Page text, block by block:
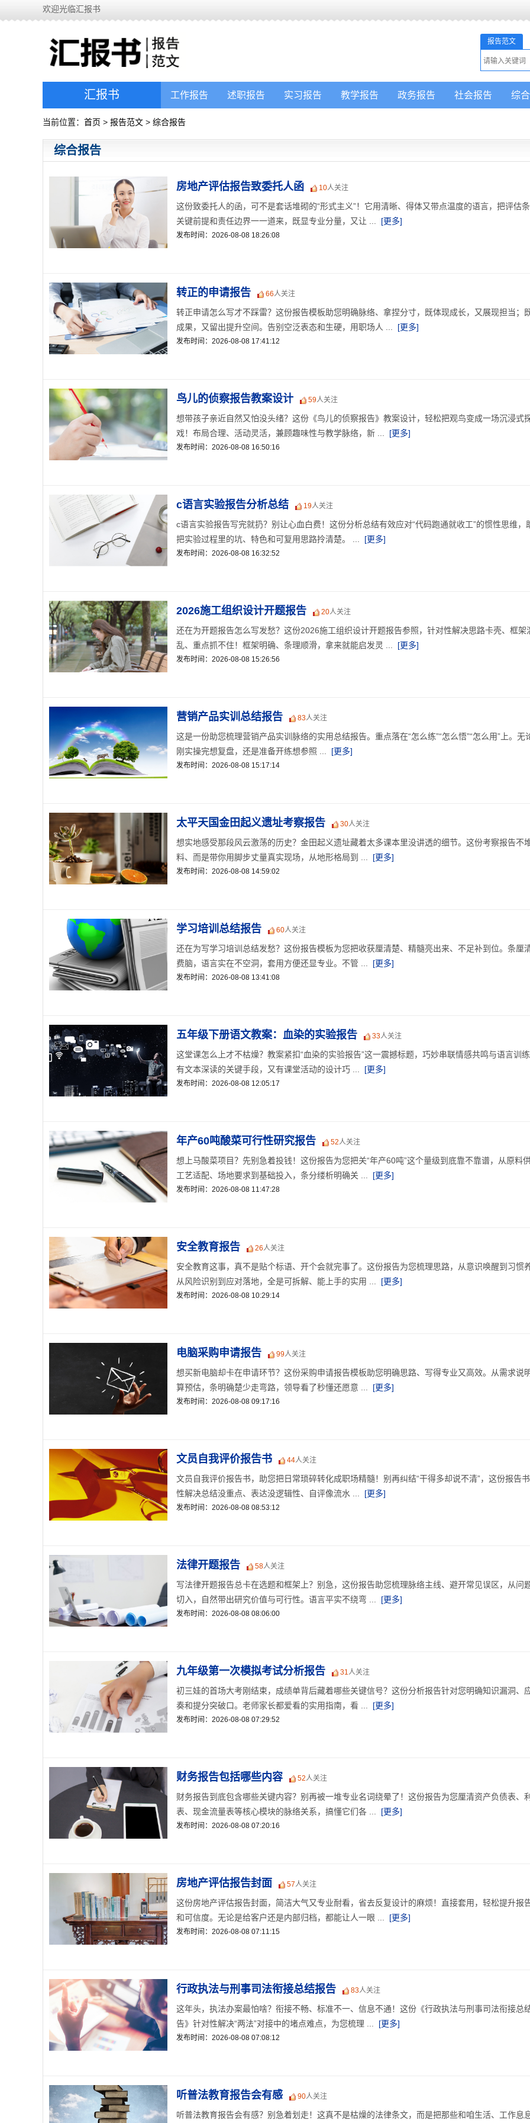
欢迎光临汇报书
报告范文
汇报书 工作报告 述职报告 实习报告 教学报告 政务报告 社会报告 综
当前位置： 首页 > 报告范文 > 综合报告
综合报告
房地产评估报告致委托人函 10人关注
这份致委托人的函，可不是套话堆砌的“形式主义”！它用清晰、得体又带点温度的语言，把评估条
关键前提和责任边界一一道来，既显专业分量，又让 ...
[更多]
发布时间：2026-08-08 18:26:08
转正的申请报告 66人关注
转正申请怎么写才不踩雷？这份报告模板助您明确脉络、拿捏分寸，既体现成长，又展现担当；
成果，又留出提升空间。告别空泛表态和生硬，用职场人 ...
[更多]
发布时间：2026-08-08 17:41:12
鸟儿的侦察报告教案设计 59人关注
想带孩子亲近自然又怕没头绪？这份《鸟儿的侦察报告》教案设计，轻松把观鸟变成一场沉浸式
戏！布局合理、活动灵活，兼顾趣味性与教学脉络，新 ...
[更多]
发布时间：2026-08-08 16:50:16
c语言实验报告分析总结 19人关注
c语言实验报告写完就扔？别让心血白费！这份分析总结有效应对“代码跑通就收工”的惯性思维，
把实验过程里的坑、特色和可复用思路拎清楚。 ...
[更多]
发布时间：2026-08-08 16:32:52
2026施工组织设计开题报告 20人关注
还在为开题报告怎么写发愁？这份2026施工组织设计开题报告参照，针对性解决思路卡壳、框架
乱、重点抓不住！框架明确、条理顺滑，拿来就能启发灵 ...
[更多]
发布时间：2026-08-08 15:26:56
营销产品实训总结报告 83人关注
这是一份助您梳理营销产品实训脉络的实用总结报告。重点落在“怎么练”“怎么悟”“怎么用”上。无
刚实操完想复盘，还是准备开练想参照 ...
[更多]
发布时间：2026-08-08 15:17:14
太平天国金田起义遗址考察报告 30人关注
想实地感受那段风云激荡的历史？金田起义遗址藏着太多课本里没讲透的细节。这份考察报告不
料、而是带你用脚步丈量真实现场，从地形格局到 ...
[更多]
发布时间：2026-08-08 14:59:02
学习培训总结报告 60人关注
还在为写学习培训总结发愁？这份报告模板为您把收获厘清楚、精髓亮出来、不足补到位。条厘
费脑，语言实在不空洞，套用方便还显专业。不管 ...
[更多]
发布时间：2026-08-08 13:41:08
五年级下册语文教案：血染的实验报告 33人关注
这堂课怎么上才不枯燥？教案紧扣“血染的实验报告”这一震撼标题，巧妙串联情感共鸣与语言训
有文本深读的关键手段，又有课堂活动的设计巧 ...
[更多]
发布时间：2026-08-08 12:05:17
年产60吨酸菜可行性研究报告 52人关注
想上马酸菜项目？先别急着投钱！这份报告为您把关“年产60吨”这个量级到底靠不靠谱，从原料供
工艺适配、场地要求到基础投入，条分缕析明确关 ...
[更多]
发布时间：2026-08-08 11:47:28
安全教育报告 26人关注
安全教育这事，真不是贴个标语、开个会就完事了。这份报告为您梳理思路，从意识唤醒到习惯养
从风险识别到应对落地，全是可拆解、能上手的实用 ...
[更多]
发布时间：2026-08-08 10:29:14
电脑采购申请报告 99人关注
想买新电脑却卡在申请环节？这份采购申请报告模板助您明确思路、写得专业又高效。从需求说
算预估，条明确楚少走弯路，领导看了秒懂还愿意 ...
[更多]
发布时间：2026-08-08 09:17:16
文员自我评价报告书 44人关注
文员自我评价报告书，助您把日常琐碎转化成职场精髓！别再纠结“干得多却说不清”，这份报告
性解决总结没重点、表达没逻辑性、自评像流水 ...
[更多]
发布时间：2026-08-08 08:53:12
法律开题报告 58人关注
写法律开题报告总卡在选题和框架上？别急，这份报告助您梳理脉络主线、避开常见误区，从问
切入，自然带出研究价值与可行性。语言平实不绕弯 ...
[更多]
发布时间：2026-08-08 08:06:00
九年级第一次模拟考试分析报告 31人关注
初三娃的首场大考刚结束，成绩单背后藏着哪些关键信号？这份分析报告针对您明确知识漏洞、
奏和提分突破口。老师家长都爱看的实用指南，看 ...
[更多]
发布时间：2026-08-08 07:29:52
财务报告包括哪些内容 52人关注
财务报告到底包含哪些关键内容？别再被一堆专业名词绕晕了！这份报告为您厘清资产负债表、
表、现金流量表等核心模块的脉络关系，搞懂它们各 ...
[更多]
发布时间：2026-08-08 07:20:16
房地产评估报告封面 57人关注
这份房地产评估报告封面，简洁大气又专业耐看，省去反复设计的麻烦！直接套用，轻松提升报
和可信度。无论是给客户还是内部归档，都能让人一眼 ...
[更多]
发布时间：2026-08-08 07:11:15
行政执法与刑事司法衔接总结报告 83人关注
这年头，执法办案最怕啥？衔接不畅、标准不一、信息不通！这份《行政执法与刑事司法衔接总
告》针对性解决“两法”对接中的堵点难点，为您梳理 ...
[更多]
发布时间：2026-08-08 07:08:12
听普法教育报告会有感 90人关注
听普法教育报告会有感？别急着划走！这真不是枯燥的法律条文，而是把那些和咱生活、工作息